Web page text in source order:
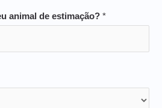
animal de estimação? *